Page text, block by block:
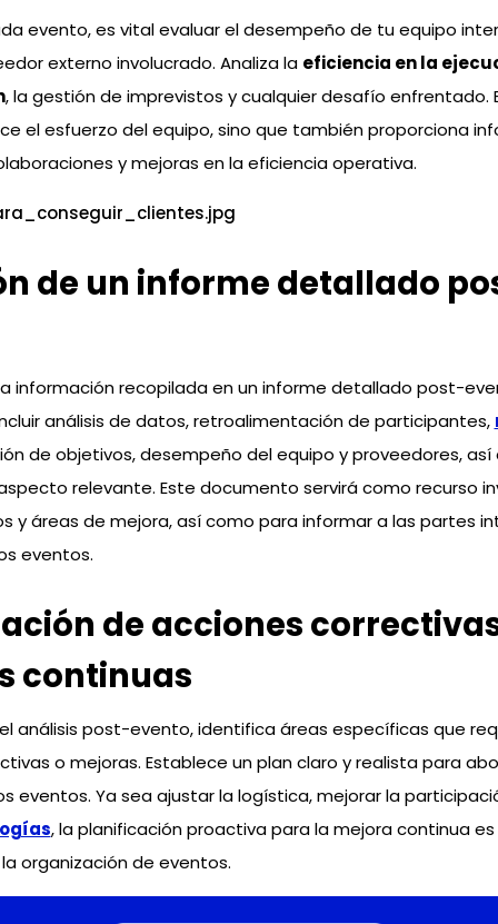
evento, es vital evaluar el desempeño de tu equipo
externo involucrado. Analiza la eficiencia en la
, la gestión de imprevistos y cualquier desafío enfrentado.
el esfuerzo del equipo, sino que también proporciona
y mejoras en la eficiencia operativa.
de un informe detallado
información recopilada en un informe detallado post-
análisis de datos, retroalimentación de participantes,
de objetivos, desempeño del equipo y proveedores, así
relevante. Este documento servirá como recurso
y áreas de mejora, así como para informar a las partes
eventos.
de acciones
continuas
análisis post-evento, identifica áreas específicas que
o mejoras. Establece un plan claro y realista para
eventos. Ya sea ajustar la logística, mejorar la
, la planificación proactiva para la mejora continua
organización de eventos.